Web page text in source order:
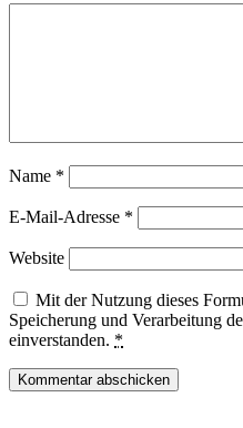
Name *
E-Mail-Adresse *
Website
Mit der Nutzung dieses
Speicherung und Verarbeitung
einverstanden. *